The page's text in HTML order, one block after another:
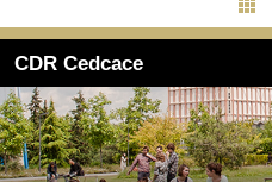
CDR Cedcace